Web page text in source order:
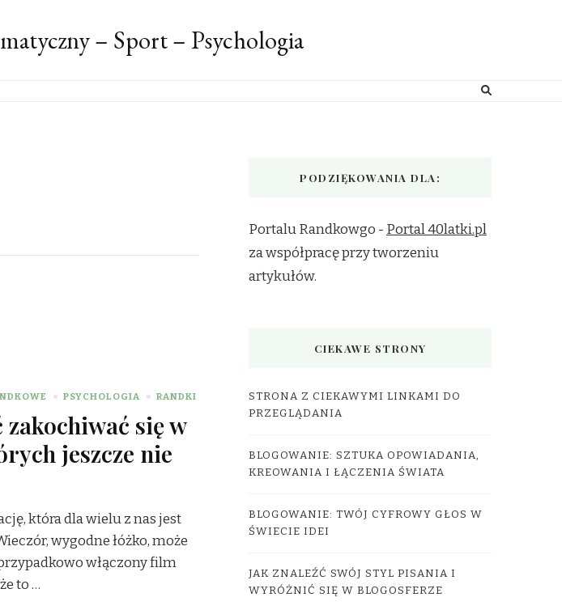
– Sport – Psychologia
PSYCHOLOGIA RANDKI
zakochiwać się w
jeszcze nie
która dla wielu z nas jest
wygodne łóżko, może
włączony film
to …
PODZIĘKOWANIA DLA:
Portalu Randkowgo - Portal 40latki.pl
za współpracę przy tworzeniu
artykułów.
CIEKAWE STRONY
STRONA Z CIEKAWYMI LINKAMI DO
PRZEGLĄDANIA
BLOGOWANIE: SZTUKA OPOWIADANIA,
KREOWANIA I ŁĄCZENIA ŚWIATA
BLOGOWANIE: TWÓJ CYFROWY GŁOS W
ŚWIECIE IDEI
JAK ZNALEŹĆ SWÓJ STYL PISANIA I
WYRÓŻNIĆ SIĘ W BLOGOSFERZE